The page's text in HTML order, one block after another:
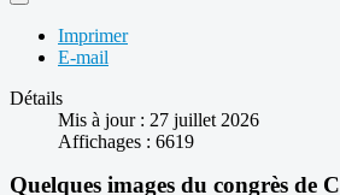
Imprimer
E-mail
Détails
Mis à jour : 27 juillet 2026
Affichages : 6619
Quelques images du congrès de